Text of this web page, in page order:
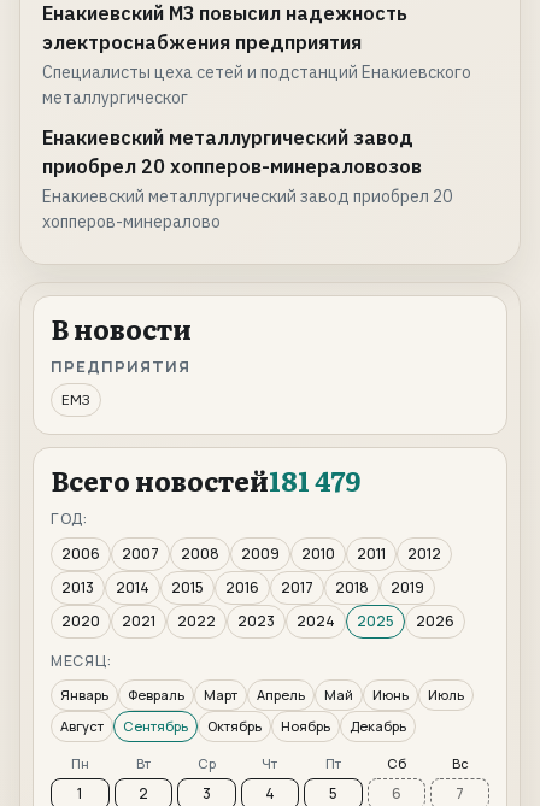
Енакиевский МЗ повысил надежность
электроснабжения предприятия
Специалисты цеха сетей и подстанций Енакиевского
металлургическог
Енакиевский металлургический завод
приобрел 20 хопперов-минераловозов
Енакиевский металлургический завод приобрел 20
хопперов-минералово
В новости
ПРЕДПРИЯТИЯ
ЕМЗ
Всего новостей181 479
ГОД:
2006
2007 2008 2009 2010 2011
2012
2013
2014 2015 2016 2017 2018
2019
2020
2021 2022 2023 2024 2025
2026
МЕСЯЦ:
Январь Февраль Март Апрель Май Июнь
Июль
Август
Сентябрь Октябрь Ноябрь Декабрь
Пн Вт Ср Чт Пт Сб Вс
1 2 3 4 5 6
7